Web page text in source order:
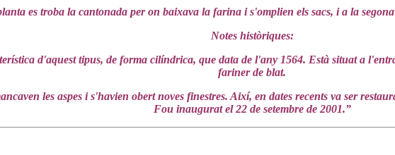
es troba la cantonada per on baixava la farina i s'omplien els sacs, i a la
Notes històriques:
d'aquest tipus, de forma cilíndrica, que data de l'any 1564. Està situat a
fariner de blat.
les aspes i s'havien obert noves finestres. Així, en dates recents va ser
Fou inaugurat el 22 de setembre de 2001.”